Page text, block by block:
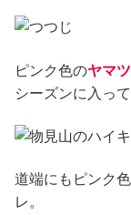
ピンク色のヤマ
シーズンに入って
道端にもピンク
レ。